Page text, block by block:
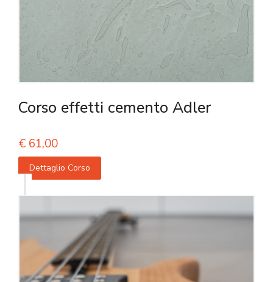
Corso effetti cemento Adler
€ 61,00
Dettaglio Corso